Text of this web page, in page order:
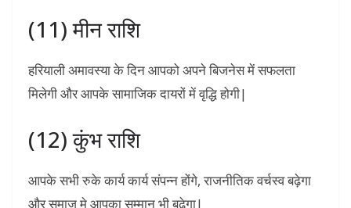
(11) मीन राशि
हरियाली अमावस्या के दिन आपको अपने बिजनेस में सफलता
मिलेगी और आपके सामाजिक दायरों में वृद्धि होगी|
(12) कुंभ राशि
आपके सभी रुके कार्य कार्य संपन्न होंगे, राजनीतिक वर्चस्व बढ़ेगा
और समाज मे आपका सम्मान भी बढ़ेगा|